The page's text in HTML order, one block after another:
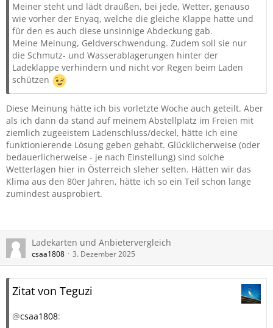
Meiner steht und lädt draußen, bei jede, Wetter, genauso
wie vorher der Enyaq, welche die gleiche Klappe hatte und
für den es auch diese unsinnige Abdeckung gab.
Meine Meinung, Geldverschwendung. Zudem soll sie nur
die Schmutz- und Wasserablagerungen hinter der
Ladeklappe verhindern und nicht vor Regen beim Laden
schützen
Diese Meinung hätte ich bis vorletzte Woche auch geteilt. Aber
als ich dann da stand auf meinem Abstellplatz im Freien mit
ziemlich zugeeistem Ladenschluss/deckel, hätte ich eine
funktionierende Lösung geben gehabt. Glücklicherweise (oder
bedauerlicherweise - je nach Einstellung) sind solche
Wetterlagen hier in Österreich sleher selten. Hätten wir das
Klima aus den 80er Jahren, hätte ich so ein Teil schon lange
zumindest ausprobiert.
Ladekarten und Anbietervergleich
csaa1808 3. Dezember 2025
Zitat von Teguzi
@csaa1808: